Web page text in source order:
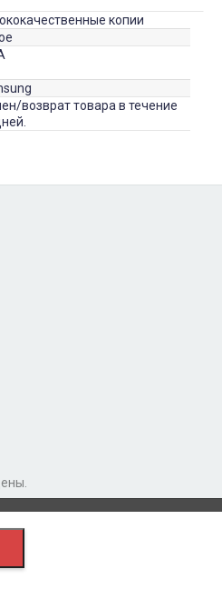
копии
возврат товара в течение